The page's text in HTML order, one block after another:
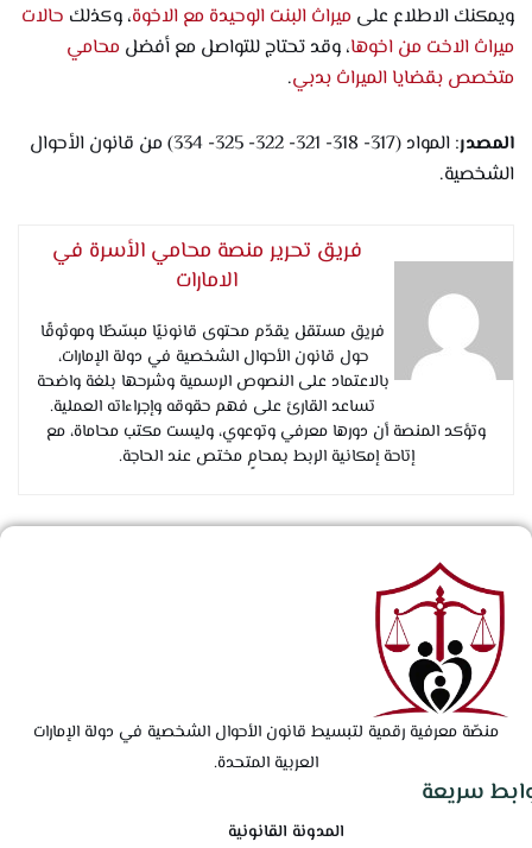
ويمكنك الاطلاع على ميراث البنت الوحيدة مع الاخوة، وكذلك حالات
ميراث الاخت من اخوها، وقد تحتاج للتواصل مع أفضل محامي
متخصص بقضايا الميراث بدبي.
المصدر
: المواد (317- 318- 321- 322- 325- 334) من قانون الأحوال
الشخصية.
فريق تحرير منصة محامي الأسرة في
الامارات
فريق مستقل يقدّم محتوى قانونيًا مبسّطًا وموثوقًا
حول قانون الأحوال الشخصية في دولة الإمارات،
بالاعتماد على النصوص الرسمية وشرحها بلغة واضحة
تساعد القارئ على فهم حقوقه وإجراءاته العملية.
وتؤكد المنصة أن دورها معرفي وتوعوي، وليست مكتب محاماة، مع
إتاحة إمكانية الربط بمحامٍ مختص عند الحاجة.
منصّة معرفية رقمية لتبسيط قانون الأحوال الشخصية في دولة الإمارات
العربية المتحدة.
سريعة
المدونة القانونية